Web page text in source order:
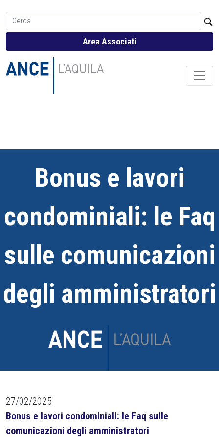
Area Associati
Bonus e lavori
condominiali: le Faq
sulle comunicazioni
degli amministratori
27/02/2025
Bonus e lavori condominiali: le Faq sulle
comunicazioni degli amministratori